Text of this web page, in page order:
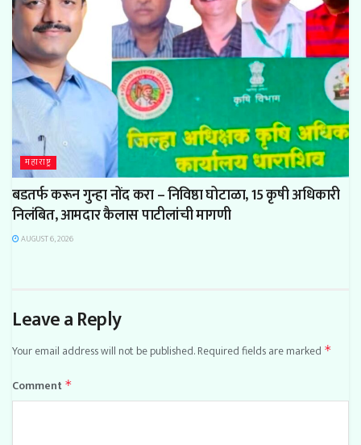
महाराष्ट्र
बडतर्फ करून गुन्हा नोंद करा – निविष्ठा घोटाळा, 15 कृषी अधिकारी
निलंबित, आमदार कैलास पाटीलांची मागणी
AUGUST 6, 2026
Leave a Reply
Your email address will not be published.Required fields are marked *
Comment *